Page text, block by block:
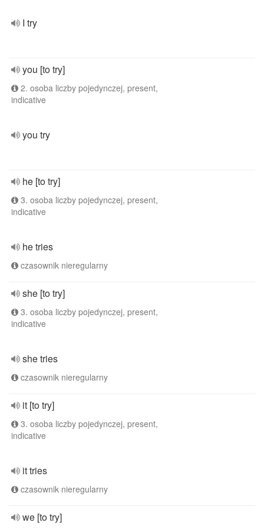
I try
you [to try]
2. osoba liczby pojedynczej, present,
indicative
you try
he [to try]
3. osoba liczby pojedynczej, present,
indicative
he tries
czasownik nieregularny
she [to try]
3. osoba liczby pojedynczej, present,
indicative
she tries
czasownik nieregularny
it [to try]
3. osoba liczby pojedynczej, present,
indicative
it tries
czasownik nieregularny
we [to try]